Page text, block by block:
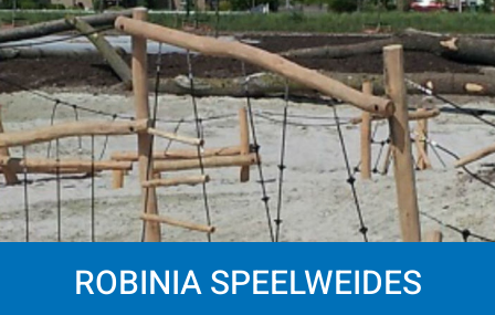
ROBINIA SPEELWEIDES